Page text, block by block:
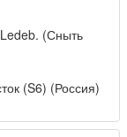
(Сныть
(S6) (Россия)